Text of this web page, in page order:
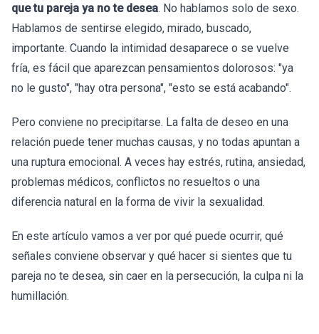
que tu pareja ya no te desea. No hablamos solo de sexo.
Hablamos de sentirse elegido, mirado, buscado,
importante. Cuando la intimidad desaparece o se vuelve
fría, es fácil que aparezcan pensamientos dolorosos: "ya
no le gusto", "hay otra persona", "esto se está acabando".
Pero conviene no precipitarse. La falta de deseo en una
relación puede tener muchas causas, y no todas apuntan a
una ruptura emocional. A veces hay estrés, rutina, ansiedad,
problemas médicos, conflictos no resueltos o una
diferencia natural en la forma de vivir la sexualidad.
En este artículo vamos a ver por qué puede ocurrir, qué
señales conviene observar y qué hacer si sientes que tu
pareja no te desea, sin caer en la persecución, la culpa ni la
humillación.